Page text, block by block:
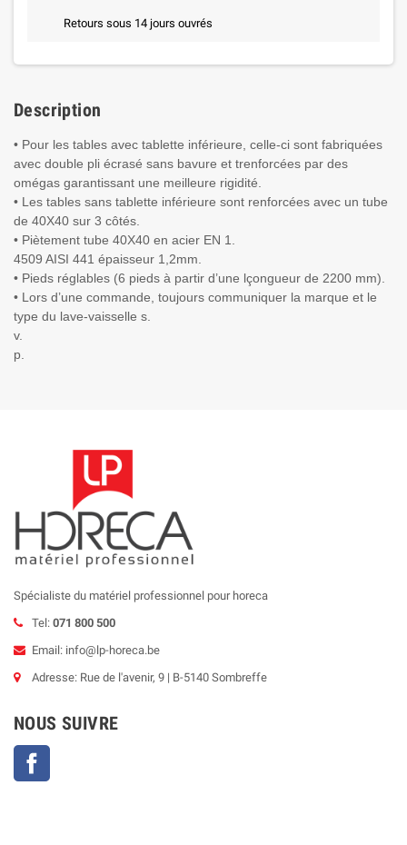
Retours sous 14 jours ouvrés
Description
• Pour les tables avec tablette inférieure, celle-ci sont fabriquées
avec double pli écrasé sans bavure et trenforcées par des
omégas garantissant une meilleure rigidité.
• Les tables sans tablette inférieure sont renforcées avec un tube
de 40X40 sur 3 côtés.
• Piètement tube 40X40 en acier EN 1.
4509 AISI 441 épaisseur 1,2mm.
• Pieds réglables (6 pieds à partir d’une lçongueur de 2200 mm).
• Lors d’une commande, toujours communiquer la marque et le
type du lave-vaisselle s.
v.
p.
Spécialiste du matériel professionnel pour horeca
Tel: 071 800 500
Email: info@lp-horeca.be
Adresse: Rue de l'avenir, 9 | B-5140 Sombreffe
NOUS SUIVRE